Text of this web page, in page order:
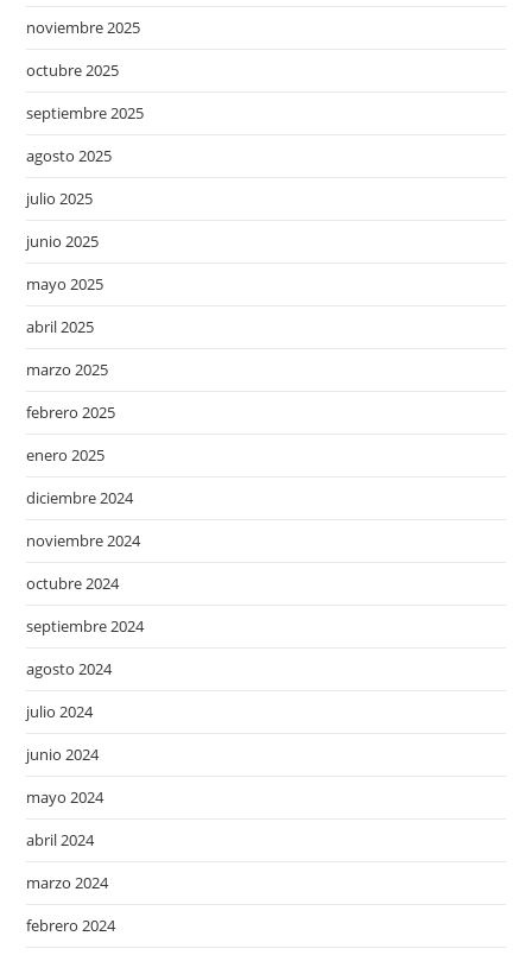
noviembre 2025
octubre 2025
septiembre 2025
agosto 2025
julio 2025
junio 2025
mayo 2025
abril 2025
marzo 2025
febrero 2025
enero 2025
diciembre 2024
noviembre 2024
octubre 2024
septiembre 2024
agosto 2024
julio 2024
junio 2024
mayo 2024
abril 2024
marzo 2024
febrero 2024